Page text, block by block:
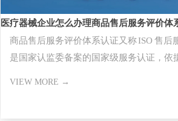
医疗器械企业怎么办理商品售后服务评价体
商品售后服务评价体系认证又称 ISO 售后
是国家认监委备案的国家级服务认证，依
VIEW MORE →